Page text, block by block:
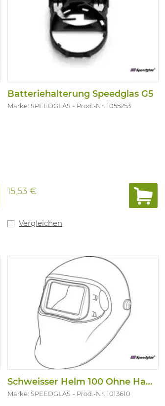
Batteriehalterung Speedglas G5
Marke: SPEEDGLAS Prod.-Nr. 1055253
15,53 €
Vergleichen
Schweisser Helm 100 Ohne Hauptband
Marke: SPEEDGLAS Prod.-Nr. 1013610